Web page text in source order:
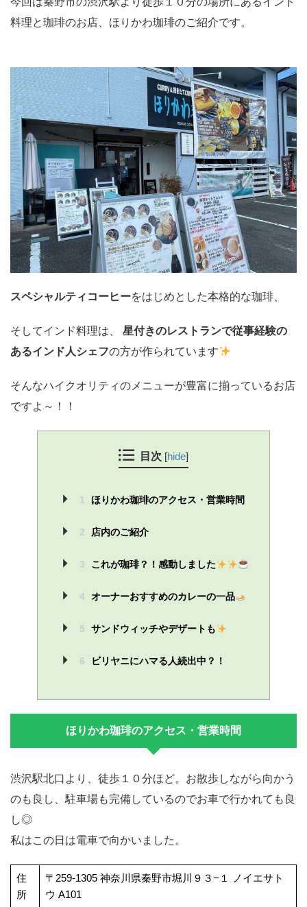
料理と珈琲のお店、ほりかわ珈琲のご紹介です。
スペシャルティコーヒーをはじめとした本格的な珈琲、
そしてインド料理は、 星付きのレストランで従事経験の
あるインド人シェフの方が作られています
そんなハイクオリティのメニューが豊富に揃っているお店
ですよ～！！
目次 [hide]
1 ほりかわ珈琲のアクセス・営業時間
2 店内のご紹介
3 これが珈琲？！感動しました
4 オーナーおすすめのカレーの一品
5 サンドウィッチやデザートも
6 ビリヤニにハマる人続出中？！
ほりかわ珈琲のアクセス・営業時間
渋沢駅北口より、徒歩１０分ほど。お散歩しながら向かう
のも良し、駐車場も完備しているのでお車で行かれても良
し◎
私はこの日は電車で向かいました。
住
所
〒259-1305 神奈川県秦野市堀川９３−１ ノイエサト
ウ A101